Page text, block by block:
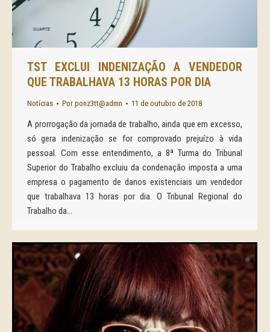
TST EXCLUI INDENIZAÇÃO A VENDEDOR
QUE TRABALHAVA 13 HORAS POR DIA
Notícias Por ponz3tt@admn 11 de outubro de 2018
A prorrogação da jornada de trabalho, ainda que em excesso,
só gera indenização se for comprovado prejuízo à vida
pessoal. Com esse entendimento, a 8ª Turma do Tribunal
Superior do Trabalho excluiu da condenação imposta a uma
empresa o pagamento de danos existenciais um vendedor
que trabalhava 13 horas por dia. O Tribunal Regional do
Trabalho da…